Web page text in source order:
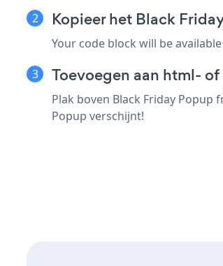
Kopieer het Black
Your code block will be
Toevoegen aan html-
Plak boven Black Friday Popup
Popup verschijnt!